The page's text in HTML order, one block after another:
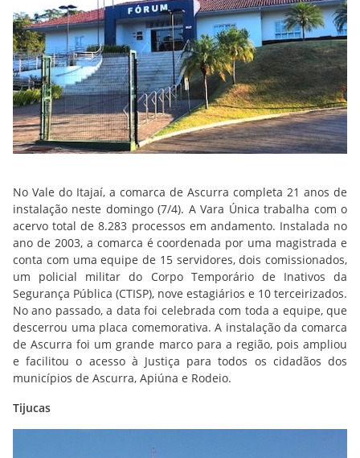
No Vale do Itajaí, a comarca de Ascurra completa 21 anos de
instalação neste domingo (7/4). A Vara Única trabalha com o
acervo total de 8.283 processos em andamento. Instalada no
ano de 2003, a comarca é coordenada por uma magistrada e
conta com uma equipe de 15 servidores, dois comissionados,
um policial militar do Corpo Temporário de Inativos da
Segurança Pública (CTISP), nove estagiários e 10 terceirizados.
No ano passado, a data foi celebrada com toda a equipe, que
descerrou uma placa comemorativa. A instalação da comarca
de Ascurra foi um grande marco para a região, pois ampliou
e facilitou o acesso à Justiça para todos os cidadãos dos
municípios de Ascurra, Apiúna e Rodeio.
Tijucas